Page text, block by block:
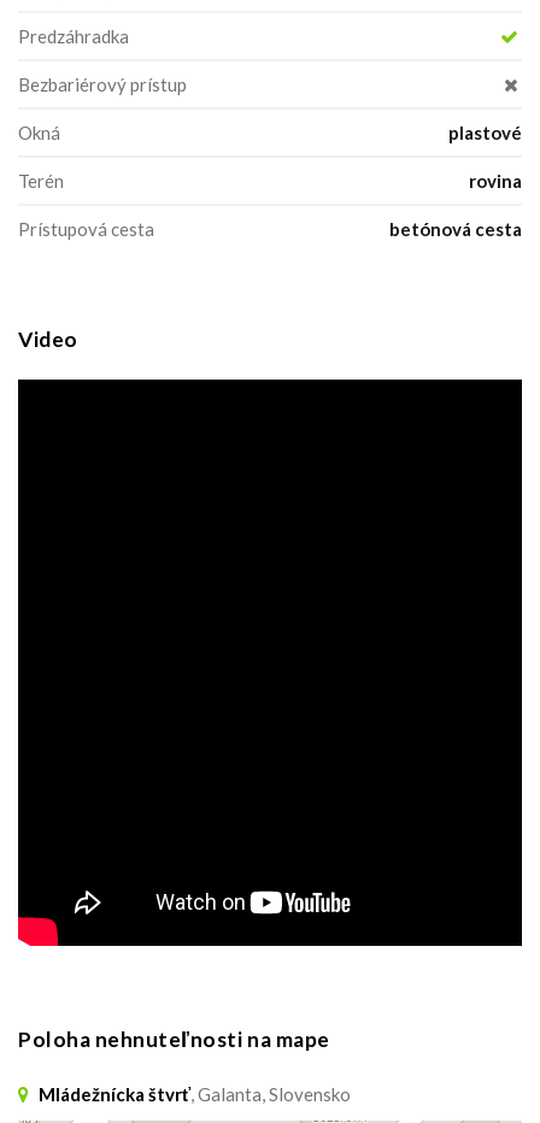
Predzáhradka
Bezbariérový prístup
Okná plastové
Terén rovina
Prístupová cesta betónová cesta
Video
Poloha nehnuteľnosti na mape
Mládežnícka štvrť, Galanta, Slovensko